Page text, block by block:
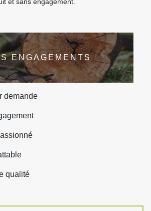
et sans engagement.
ENGAGEMENTS
demande
qualité